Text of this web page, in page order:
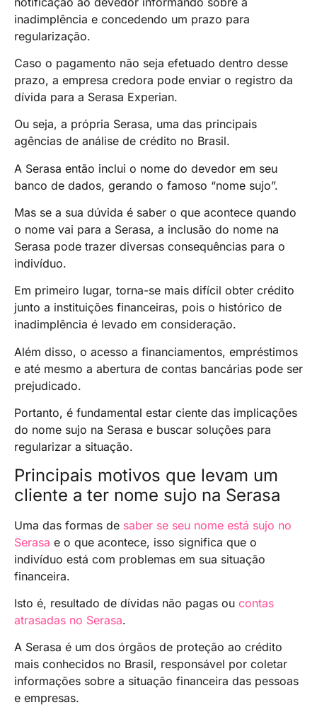
inadimplência e concedendo um prazo para
regularização.
Caso o pagamento não seja efetuado dentro desse
prazo, a empresa credora pode enviar o registro da
dívida para a Serasa Experian.
Ou seja, a própria Serasa, uma das principais
agências de análise de crédito no Brasil.
A Serasa então inclui o nome do devedor em seu
banco de dados, gerando o famoso “nome sujo”.
Mas se a sua dúvida é saber o que acontece quando
o nome vai para a Serasa, a inclusão do nome na
Serasa pode trazer diversas consequências para o
indivíduo.
Em primeiro lugar, torna-se mais difícil obter crédito
junto a instituições financeiras, pois o histórico de
inadimplência é levado em consideração.
Além disso, o acesso a financiamentos, empréstimos
e até mesmo a abertura de contas bancárias pode ser
prejudicado.
Portanto, é fundamental estar ciente das implicações
do nome sujo na Serasa e buscar soluções para
regularizar a situação.
Principais motivos que levam um
cliente a ter nome sujo na Serasa
Uma das formas de saber se seu nome está sujo no
Serasa e o que acontece, isso significa que o
indivíduo está com problemas em sua situação
financeira.
Isto é, resultado de dívidas não pagas ou contas
atrasadas no Serasa.
A Serasa é um dos órgãos de proteção ao crédito
mais conhecidos no Brasil, responsável por coletar
informações sobre a situação financeira das pessoas
e empresas.